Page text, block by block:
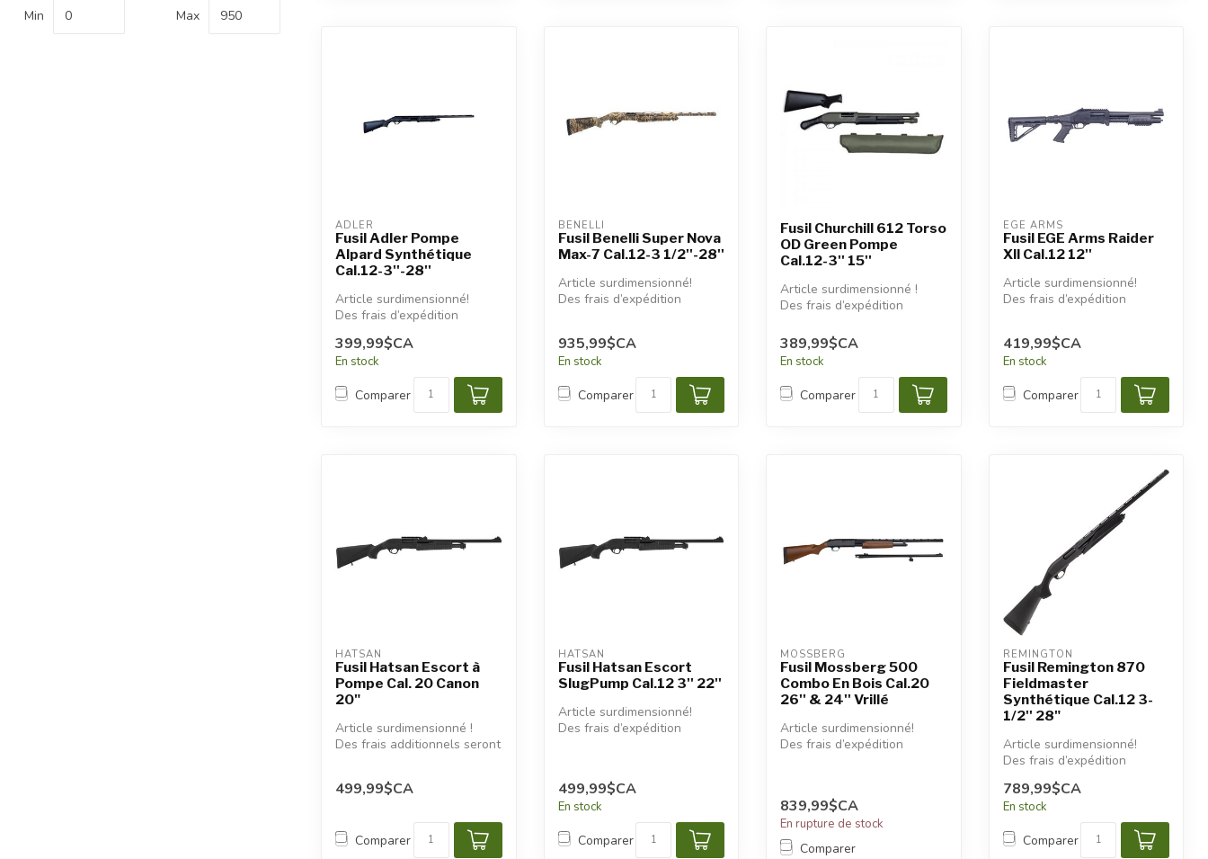
Min Max
ADLER
Fusil Adler Pompe
Alpard Synthétique
Cal.12-3''-28''
Article surdimensionné!
Des frais d’expédition
additionnels seront
appliqués.
399,99$CA
En stock
Comparer
BENELLI
Fusil Benelli Super Nova
Max-7 Cal.12-3 1/2''-28''
Article surdimensionné!
Des frais d’expédition
appliqués.
935,99$CA
En stock
Comparer
Fusil Churchill 612 Torso
OD Green Pompe
Cal.12-3'' 15''
Article surdimensionné !
Des frais d’expédition
appliqué...
389,99$CA
En stock
Comparer
EGE ARMS
Fusil EGE Arms Raider
XII Cal.12 12''
Article surdimensionné!
Des frais d’expédition
appliqués.
419,99$CA
En stock
Comparer
HATSAN
Fusil Hatsan Escort à
Pompe Cal. 20 Canon
20"
Article surdimensionné !
Des frais additionnels seront
499,99$CA
Comparer
HATSAN
Fusil Hatsan Escort
SlugPump Cal.12 3'' 22''
Article surdimensionné!
Des frais d’expédition
499,99$CA
En stock
Comparer
MOSSBERG
Fusil Mossberg 500
Combo En Bois Cal.20
26'' & 24'' Vrillé
Article surdimensionné!
Des frais d’expédition
839,99$CA
En rupture de stock
Comparer
REMINGTON
Fusil Remington 870
Fieldmaster
Synthétique Cal.12 3-
1/2'' 28"
Article surdimensionné!
Des frais d’expédition
additionnels seront
appliqués.
789,99$CA
En stock
Comparer